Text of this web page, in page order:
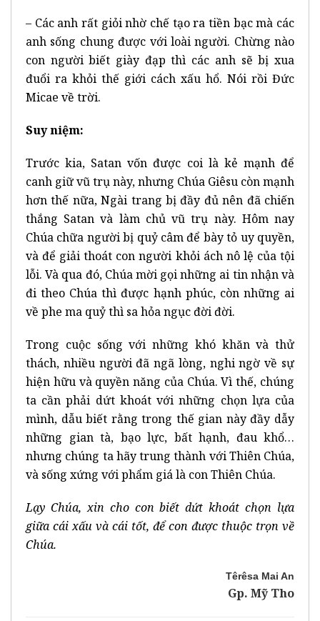
– Các anh rất giỏi nhờ chế tạo ra tiền bạc mà các
anh sống chung được với loài người. Chừng nào
con người biết giày đạp thì các anh sẽ bị xua
đuổi ra khỏi thế giới cách xấu hổ. Nói rồi Đức
Micae về trời.
Suy niệm:
Trước kia, Satan vốn được coi là kẻ mạnh để
canh giữ vũ trụ này, nhưng Chúa Giêsu còn mạnh
hơn thế nữa, Ngài trang bị đầy đủ nên đã chiến
thắng Satan và làm chủ vũ trụ này. Hôm nay
Chúa chữa người bị quỷ câm để bày tỏ uy quyền,
và để giải thoát con người khỏi ách nô lệ của tội
lỗi. Và qua đó, Chúa mời gọi những ai tin nhận và
đi theo Chúa thì được hạnh phúc, còn những ai
về phe ma quỷ thì sa hỏa ngục đời đời.
Trong cuộc sống với những khó khăn và thử
thách, nhiều người đã ngã lòng, nghi ngờ về sự
hiện hữu và quyền năng của Chúa. Vì thế, chúng
ta cần phải dứt khoát với những chọn lựa của
mình, dẫu biết rằng trong thế gian này đầy dẫy
những gian tà, bạo lực, bất hạnh, đau khổ…
nhưng chúng ta hãy trung thành với Thiên Chúa,
và sống xứng với phẩm giá là con Thiên Chúa.
Lạy Chúa, xin cho con biết dứt khoát chọn lựa
giữa cái xấu và cái tốt, để con được thuộc trọn về
Chúa.
Têrêsa Mai An
Gp. Mỹ Tho